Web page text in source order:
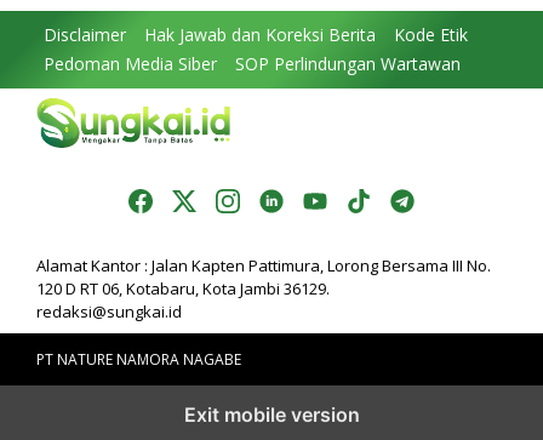
Disclaimer Hak Jawab dan Koreksi Berita
Kode Etik
Pedoman Media Siber
SOP Perlindungan Wartawan
Alamat Kantor : Jalan Kapten Pattimura, Lorong Bersama III No.
120 D RT 06, Kotabaru, Kota Jambi 36129.
redaksi@sungkai.id
PT NATURE NAMORA NAGABE
Exit mobile version